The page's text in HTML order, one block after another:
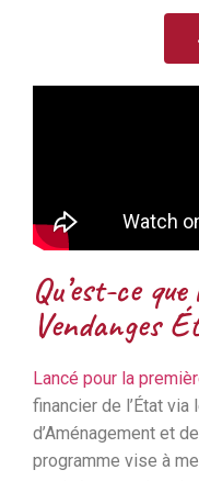
Qu’est-ce
Vendanges
Lancé pour la
financier de l’État via
d’Aménagement et
programme vise à